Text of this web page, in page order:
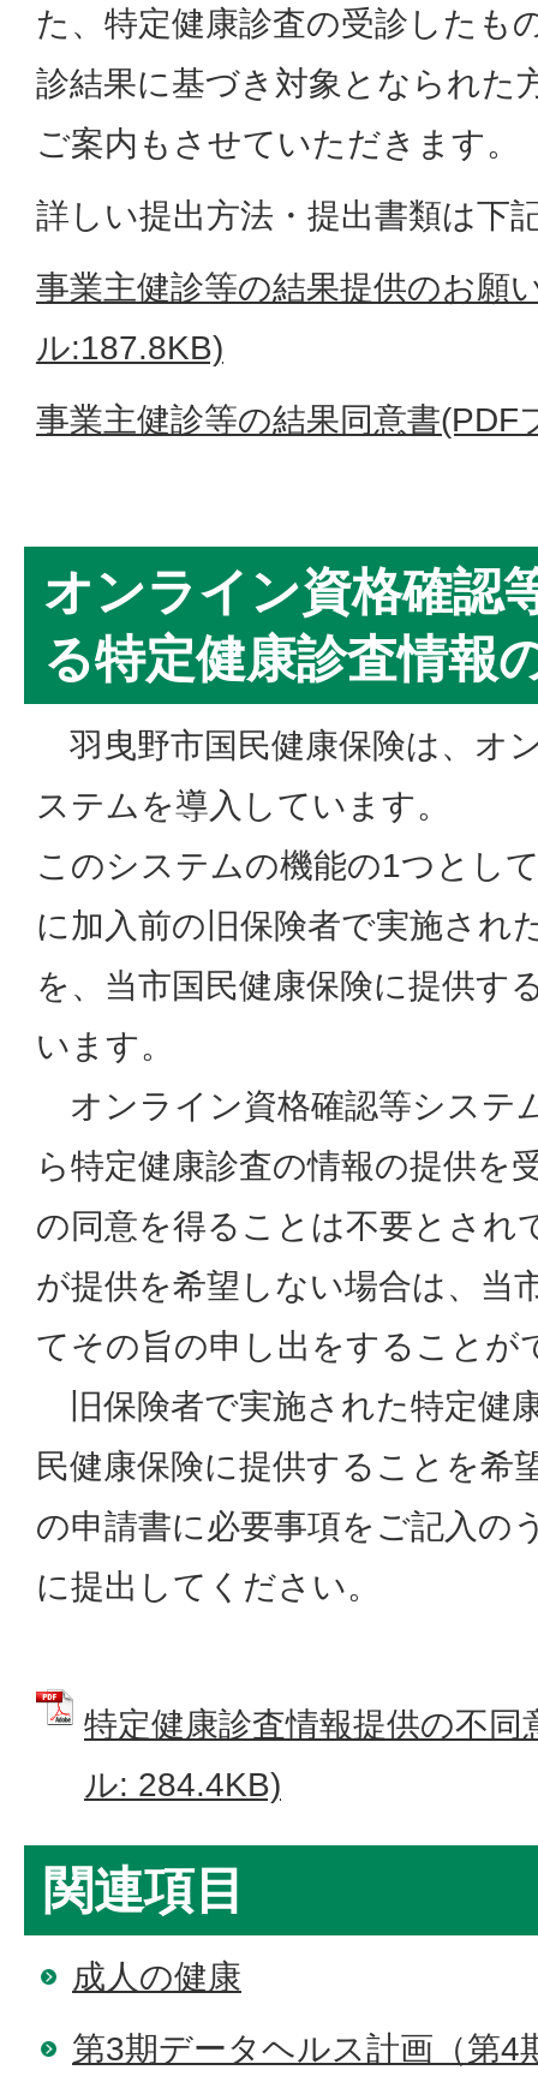
た、特定健康診査の受診したも
診結果に基づき対象となられた
ご案内もさせていただきます。
詳しい提出方法・提出書類は下
事業主健診等の結果提供のお願
ル:187.8KB)
事業主健診等の結果同意書(PDF
オンライン資格確認
る特定健康診査情報
羽曳野市国民健康保険は、オ
ステムを導入しています。
このシステムの機能の1つとし
に加入前の旧保険者で実施され
を、当市国民健康保険に提供す
います。
オンライン資格確認等システ
ら特定健康診査の情報の提供を
の同意を得ることは不要とされ
が提供を希望しない場合は、当
てその旨の申し出をすることが
旧保険者で実施された特定健
民健康保険に提供することを希
の申請書に必要事項をご記入の
に提出してください。
特定健康診査情報提供の不
ル: 284.4KB)
関連項目
成人の健康
第3期データヘルス計画（第4